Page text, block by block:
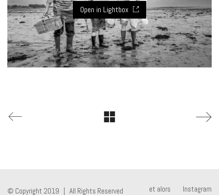
Open in Lightbox
et alors Instagram
© Copyright 2019 | All Rights Reserved